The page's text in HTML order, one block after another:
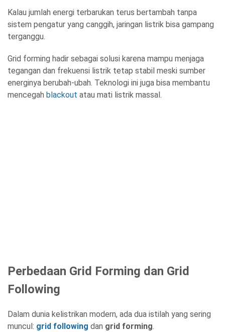
Kalau jumlah energi terbarukan terus bertambah tanpa
sistem pengatur yang canggih, jaringan listrik bisa gampang
terganggu.
Grid forming hadir sebagai solusi karena mampu menjaga
tegangan dan frekuensi listrik tetap stabil meski sumber
energinya berubah-ubah. Teknologi ini juga bisa membantu
mencegah blackout atau mati listrik massal.
Perbedaan Grid Forming dan Grid
Following
Dalam dunia kelistrikan modern, ada dua istilah yang sering
muncul: grid following dan grid forming.